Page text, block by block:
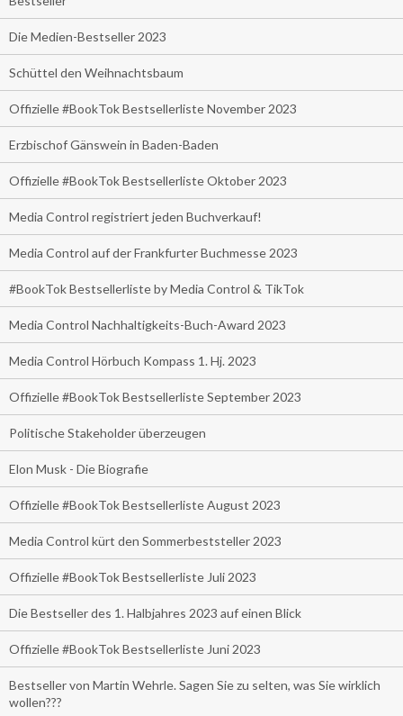
Die Medien-Bestseller 2023
Schüttel den Weihnachtsbaum
Offizielle #BookTok Bestsellerliste November 2023
Erzbischof Gänswein in Baden-Baden
Offizielle #BookTok Bestsellerliste Oktober 2023
Media Control registriert jeden Buchverkauf!
Media Control auf der Frankfurter Buchmesse 2023
#BookTok Bestsellerliste by Media Control & TikTok
Media Control Nachhaltigkeits-Buch-Award 2023
Media Control Hörbuch Kompass 1. Hj. 2023
Offizielle #BookTok Bestsellerliste September 2023
Politische Stakeholder überzeugen
Elon Musk - Die Biografie
Offizielle #BookTok Bestsellerliste August 2023
Media Control kürt den Sommerbeststeller 2023
Offizielle #BookTok Bestsellerliste Juli 2023
Die Bestseller des 1. Halbjahres 2023 auf einen Blick
Offizielle #BookTok Bestsellerliste Juni 2023
Bestseller von Martin Wehrle. Sagen Sie zu selten, was Sie wirklich
wollen???